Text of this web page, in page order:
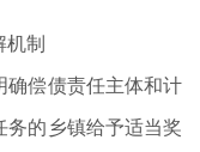
制
偿债责任主体和计
务的乡镇给予适当奖